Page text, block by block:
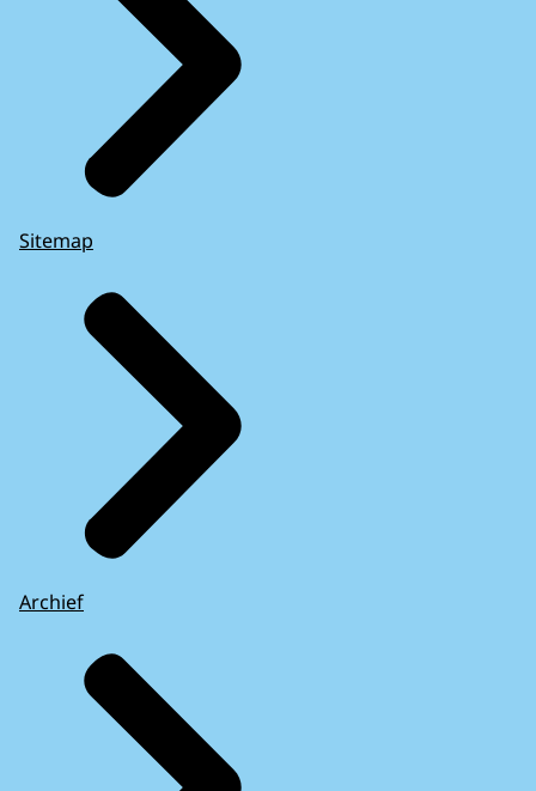
Sitemap
Archief